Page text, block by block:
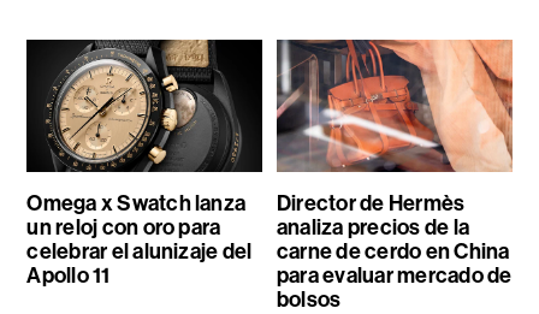
Omega x Swatch lanza
un reloj con oro para
celebrar el alunizaje del
Apollo 11
Director de Hermès
analiza precios de la
carne de cerdo en China
para evaluar mercado de
bolsos